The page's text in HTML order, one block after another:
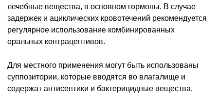
лечебные вещества, в основном гормоны. В случае
задержек и ациклических кровотечений рекомендуется
регулярное использование комбинированных
оральных контрацептивов.
Для местного применения могут быть использованы
суппозитории, которые вводятся во влагалище и
содержат антисептики и бактерицидные вещества.